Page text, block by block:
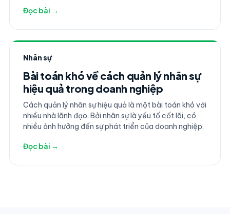
Đọc bài →
Nhân sự
Bài toán khó về cách quản lý nhân sự
hiệu quả trong doanh nghiệp
Cách quản lý nhân sự hiệu quả là một bài toán khó với
nhiều nhà lãnh đạo. Bởi nhân sự là yếu tố cốt lõi, có
nhiều ảnh hưởng đến sự phát triển của doanh nghiệp.
Đọc bài →